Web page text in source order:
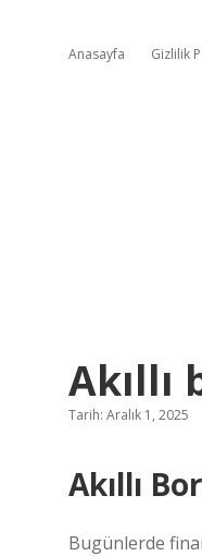
Anasayfa Gizlilik
Akıllı
Tarih: Aralık 1, 2025
Akıllı
Bugünlerde